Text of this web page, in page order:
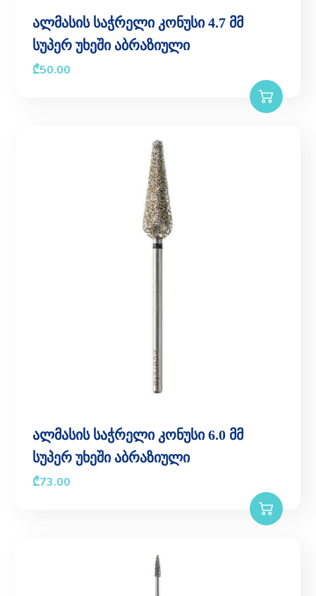
ალმასის საჭრელი კონუსი 4.7 მმ
სუპერ უხეში აბრაზიული
₾50.00
ალმასის საჭრელი კონუსი 6.0 მმ
სუპერ უხეში აბრაზიული
₾73.00